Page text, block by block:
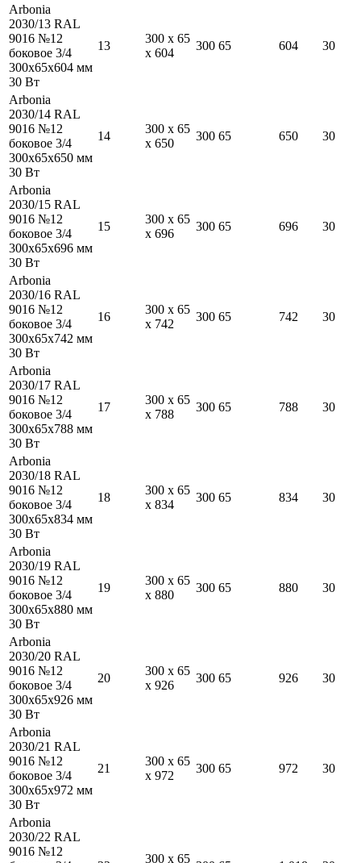
Arbonia
2030/13 RAL
9016 №12
боковое 3/4
300x65x604 мм
30 Вт
13
300 x 65
x 604
300 65 604 30
Arbonia
2030/14 RAL
9016 №12
боковое 3/4
300x65x650 мм
30 Вт
14
300 x 65
x 650
300 65 650 30
Arbonia
2030/15 RAL
9016 №12
боковое 3/4
300x65x696 мм
30 Вт
15
300 x 65
x 696
300 65 696 30
Arbonia
2030/16 RAL
9016 №12
боковое 3/4
300x65x742 мм
30 Вт
16
300 x 65
x 742
300 65 742 30
Arbonia
2030/17 RAL
9016 №12
боковое 3/4
300x65x788 мм
30 Вт
17
300 x 65
x 788
300 65 788 30
Arbonia
2030/18 RAL
9016 №12
боковое 3/4
300x65x834 мм
30 Вт
18
300 x 65
x 834
300 65 834 30
Arbonia
2030/19 RAL
9016 №12
боковое 3/4
300x65x880 мм
30 Вт
19
300 x 65
x 880
300 65 880 30
Arbonia
2030/20 RAL
9016 №12
боковое 3/4
300x65x926 мм
30 Вт
20
300 x 65
x 926
300 65 926 30
Arbonia
2030/21 RAL
9016 №12
боковое 3/4
300x65x972 мм
30 Вт
21
300 x 65
x 972
300 65 972 30
Arbonia
2030/22 RAL
9016 №12
300 x 65